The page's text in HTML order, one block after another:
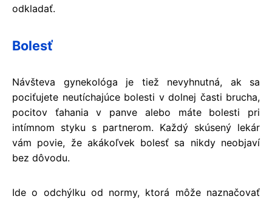
odkladať.
Bolesť
Návšteva gynekológa je tiež nevyhnutná, ak sa
pociťujete neutíchajúce bolesti v dolnej časti brucha,
pocitov ťahania v panve alebo máte bolesti pri
intímnom styku s partnerom. Každý skúsený lekár
vám povie, že akákoľvek bolesť sa nikdy neobjaví
bez dôvodu.
Ide o odchýlku od normy, ktorá môže naznačovať